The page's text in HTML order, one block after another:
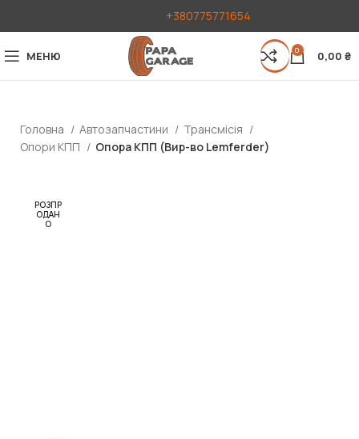
+380775771654
МЕНЮ 0 0,00 ₴
Головна Автозапчастини
Трансмісія
Опори КПП
Опора КПП (Вир-во Lemferder)
РОЗПР
ОДАН
О